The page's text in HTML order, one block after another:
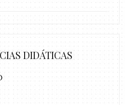
DIDÁTICAS